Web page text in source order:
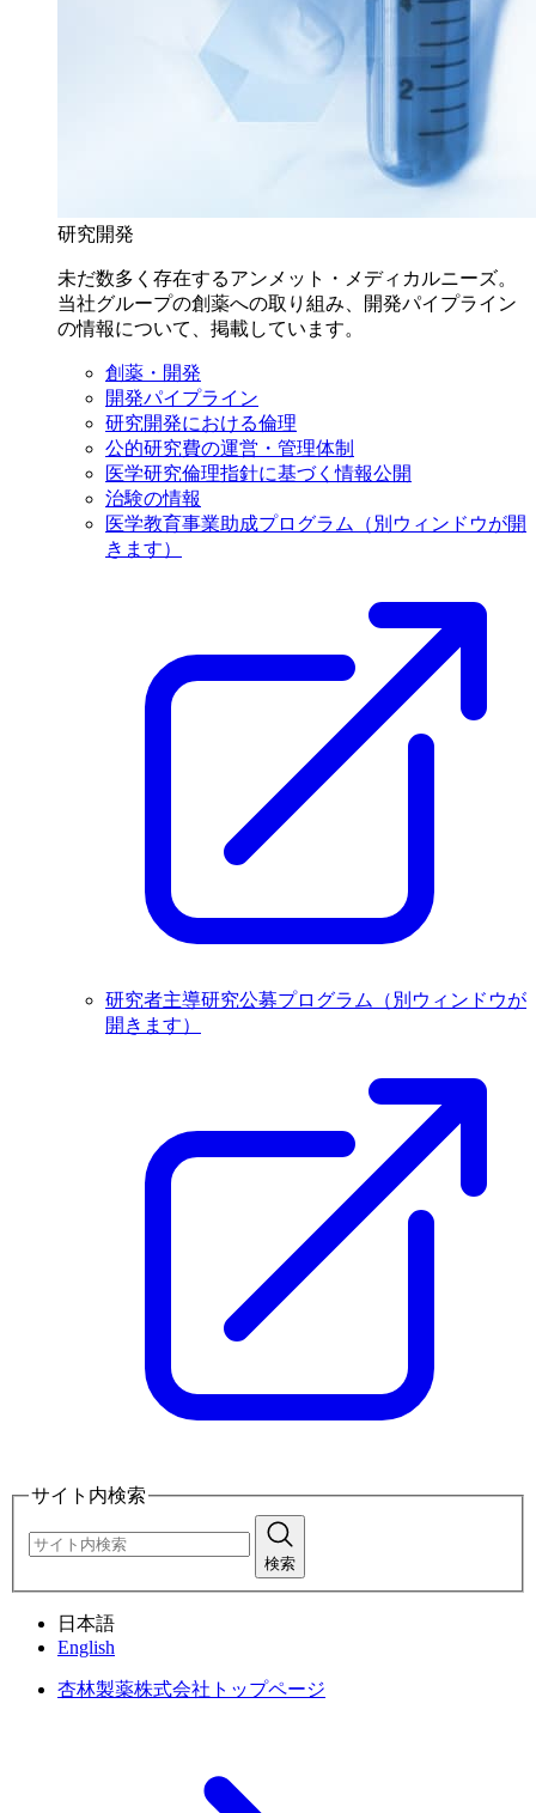
研究開発
未だ数多く存在するアンメット・メディカルニーズ。
当社グループの創薬への取り組み、開発パイプライン
の情報について、掲載しています。
創薬・開発
開発パイプライン
研究開発における倫理
公的研究費の運営・管理体制
医学研究倫理指針に基づく情報公開
治験の情報
医学教育事業助成プログラム
（別ウィンドウが開
きます）
研究者主導研究公募プログラム
（別ウィンドウが
開きます）
サイト内検索
検索
日本語
English
杏林製薬株式会社トップページ